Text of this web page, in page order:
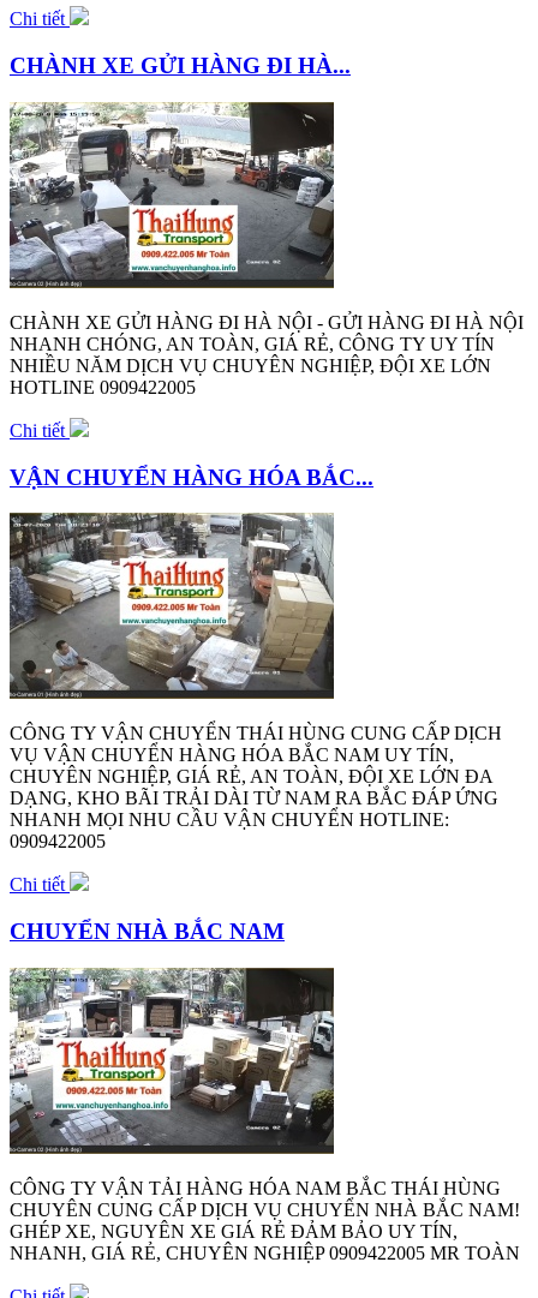
Chi tiết
CHÀNH XE GỬI HÀNG ĐI HÀ...
CHÀNH XE GỬI HÀNG ĐI HÀ NỘI - GỬI HÀNG ĐI HÀ NỘI
NHANH CHÓNG, AN TOÀN, GIÁ RẺ, CÔNG TY UY TÍN
NHIỀU NĂM DỊCH VỤ CHUYÊN NGHIỆP, ĐỘI XE LỚN
HOTLINE 0909422005
Chi tiết
VẬN CHUYỂN HÀNG HÓA BẮC...
CÔNG TY VẬN CHUYỂN THÁI HÙNG CUNG CẤP DỊCH
VỤ VẬN CHUYỂN HÀNG HÓA BẮC NAM UY TÍN,
CHUYÊN NGHIỆP, GIÁ RẺ, AN TOÀN, ĐỘI XE LỚN ĐA
DẠNG, KHO BÃI TRẢI DÀI TỪ NAM RA BẮC ĐÁP ỨNG
NHANH MỌI NHU CẦU VẬN CHUYỂN HOTLINE:
0909422005
Chi tiết
CHUYỂN NHÀ BẮC NAM
CÔNG TY VẬN TẢI HÀNG HÓA NAM BẮC THÁI HÙNG
CHUYÊN CUNG CẤP DỊCH VỤ CHUYỂN NHÀ BẮC NAM!
GHÉP XE, NGUYÊN XE GIÁ RẺ ĐẢM BẢO UY TÍN,
NHANH, GIÁ RẺ, CHUYÊN NGHIỆP 0909422005 MR TOÀN